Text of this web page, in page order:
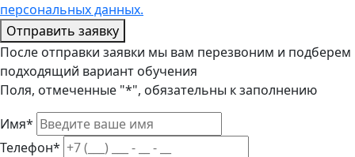
персональных данных.
Отправить заявку
После отправки заявки мы вам перезвоним и подберем
подходящий вариант обучения
Поля, отмеченные "*", обязательны к заполнению
Имя*
Телефон*